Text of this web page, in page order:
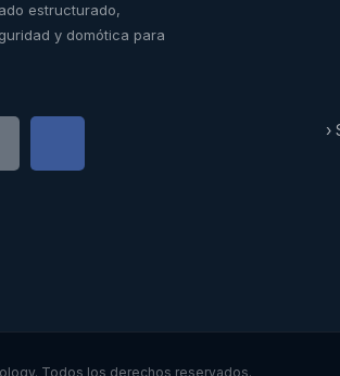
estructurado,
y domótica para
›
Todos los derechos reservados.